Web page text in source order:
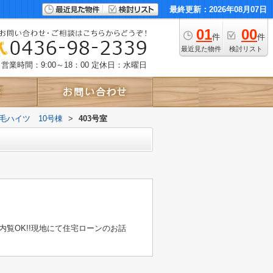
最終更新：2026年08月07日
01件
最近見た物件
00件
検討リスト
営業時間：9:00～18：00 定休日：水曜日
ハイツ 10号棟 > 403号室
覧OK!!現地にて住宅ローンのお話